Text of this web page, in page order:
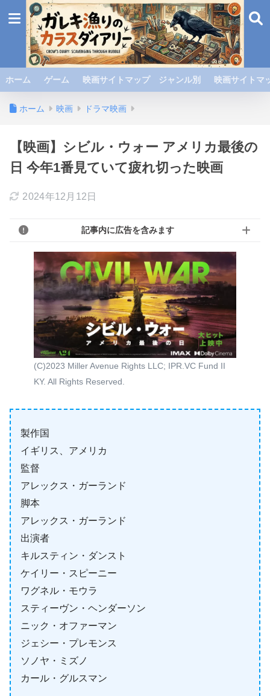
ホーム ゲーム 映画サイトマップ ジャンル別 映画サイト
ホーム 映画 ドラマ映画
【映画】シビル・ウォー アメリカ最後の
日 今年1番見ていて疲れ切った映画
2024年12月12日
記事内に広告を含みます
(C)2023 Miller Avenue Rights LLC; IPR.VC Fund II
KY. All Rights Reserved.
製作国
イギリス、アメリカ
監督
アレックス・ガーランド
脚本
アレックス・ガーランド
出演者
キルスティン・ダンスト
ケイリー・スピーニー
ワグネル・モウラ
スティーヴン・ヘンダーソン
ニック・オファーマン
ジェシー・プレモンス
ソノヤ・ミズノ
カール・グルスマン